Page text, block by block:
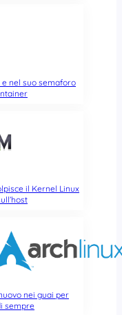
e nel suo semaforo
il Kernel Linux
nei guai per
sempre